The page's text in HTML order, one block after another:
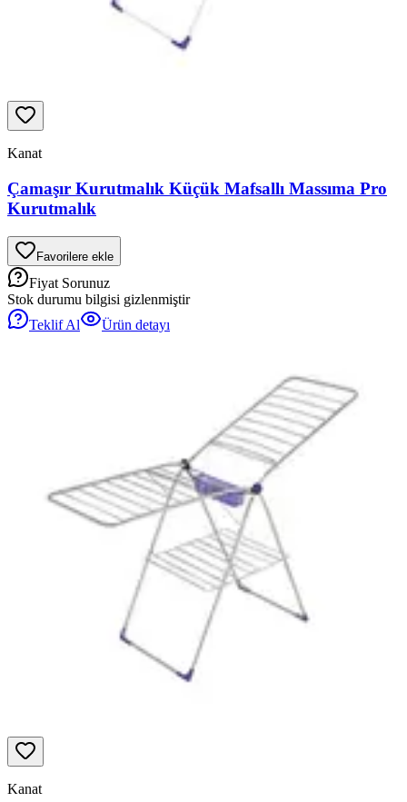
Kanat
Çamaşır Kurutmalık Küçük Mafsallı Massıma Pro
Kurutmalık
Favorilere ekle
Fiyat Sorunuz
Stok durumu bilgisi gizlenmiştir
Teklif Al
Ürün detayı
Kanat